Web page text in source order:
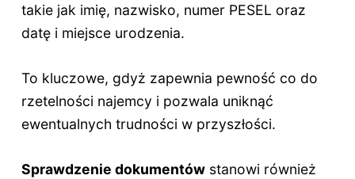
takie jak imię, nazwisko, numer PESEL oraz
datę i miejsce urodzenia.
To kluczowe, gdyż zapewnia pewność co do
rzetelności najemcy i pozwala uniknąć
ewentualnych trudności w przyszłości.
Sprawdzenie dokumentówstanowi również